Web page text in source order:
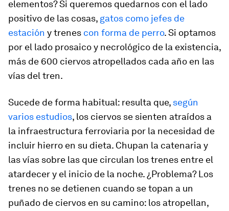
elementos? Si queremos quedarnos con el lado
positivo de las cosas, gatos como jefes de
estación y trenes con forma de perro. Si optamos
por el lado prosaico y necrológico de la existencia,
más de 600 ciervos atropellados cada año en las
vías del tren.
Sucede de forma habitual: resulta que, según
varios estudios, los ciervos se sienten atraídos a
la infraestructura ferroviaria por la necesidad de
incluir hierro en su dieta. Chupan la catenaria y
las vías sobre las que circulan los trenes entre el
atardecer y el inicio de la noche. ¿Problema? Los
trenes no se detienen cuando se topan a un
puñado de ciervos en su camino: los atropellan,